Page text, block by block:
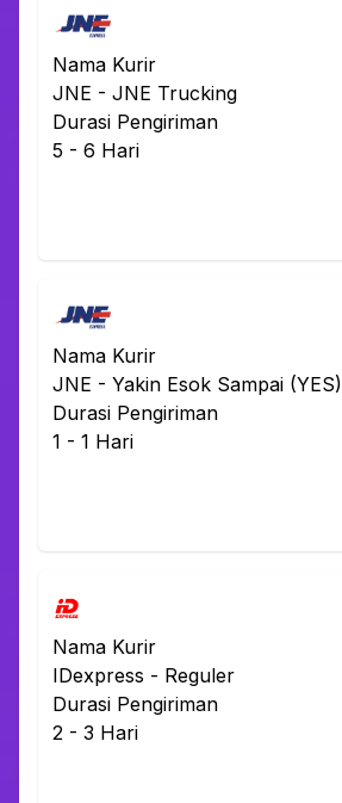
Nama Kurir
JNE - JNE Trucking
Durasi Pengiriman
5 - 6 Hari
Nama Kurir
JNE - Yakin Esok Sampai (YES)
Durasi Pengiriman
1 - 1 Hari
Nama Kurir
IDexpress - Reguler
Durasi Pengiriman
2 - 3 Hari